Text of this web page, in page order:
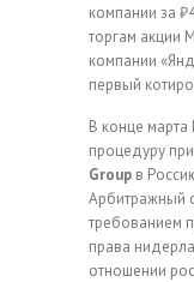
компании за
торгам акции
компании
первый
В конце марта
процедуру
Group в
Арбитражный
требованием
права
отношении